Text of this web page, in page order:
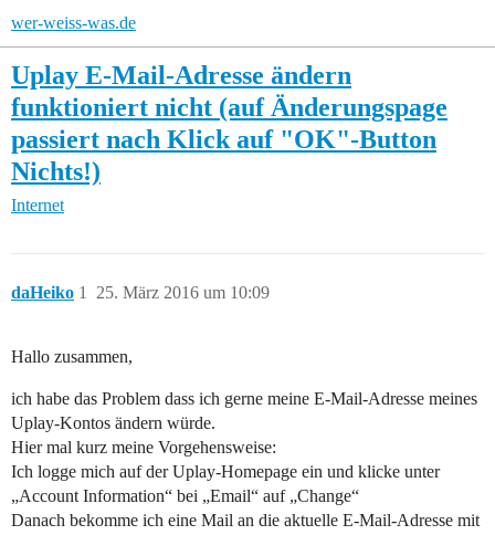
wer-weiss-was.de
Uplay E-Mail-Adresse ändern
funktioniert nicht (auf Änderungspage
passiert nach Klick auf "OK"-Button
Nichts!)
Internet
daHeiko 25. März 2016 um 10:09
1
Hallo zusammen,
ich habe das Problem dass ich gerne meine E-Mail-Adresse meines
Uplay-Kontos ändern würde.
Hier mal kurz meine Vorgehensweise:
Ich logge mich auf der Uplay-Homepage ein und klicke unter
„Account Information“ bei „Email“ auf „Change“
Danach bekomme ich eine Mail an die aktuelle E-Mail-Adresse mit